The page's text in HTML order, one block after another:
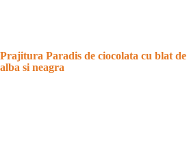
Prajitura Paradis de ciocolata cu blat de
alba si neagra